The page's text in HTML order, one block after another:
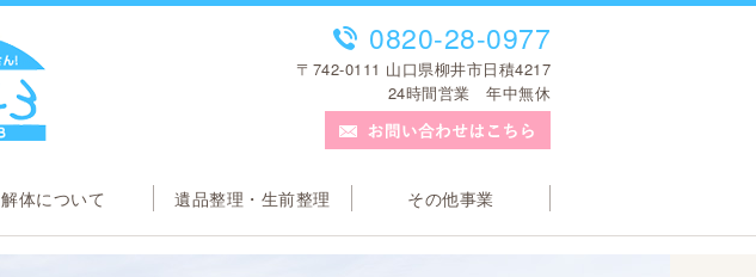
0820-28-0977
〒742-0111 山口県柳井市日積4217
24時間営業 年中無休
解体について 遺品整理・生前整理 その他事業